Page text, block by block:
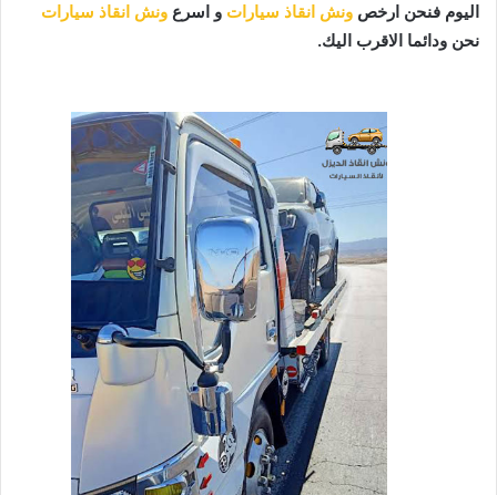
اليوم فنحن ارخص ونش انقاذ سيارات و اسرع ونش انقاذ سيارات
نحن ودائما الاقرب اليك.